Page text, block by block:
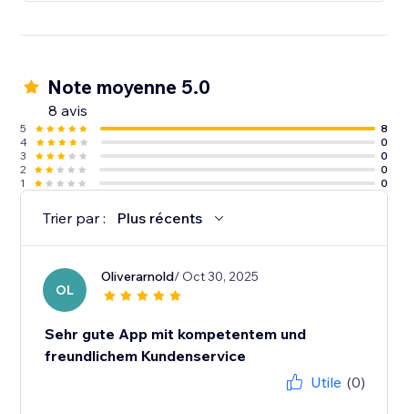
Note moyenne 5.0
8 avis
5
8
4
0
3
0
2
0
1
0
Trier par : Plus récents
OL
Oliverarnold/ Oct 30, 2025
Sehr gute App mit kompetentem und
freundlichem Kundenservice
Utile (0)